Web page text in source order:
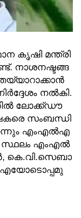
കൃ​ഷി​ മ​ന്ത്രി​
നാ​ശ​ന​ഷ്ട​ങ്ങ​
ത​യ്യാ​റാ​ക്കാ​ന്‍
ന​ല്‍​കി.
ലോ​ക്ക്ഡൗ​
സം​ബ​ന്ധി​
എം​എ​ല്‍​എ
സ്ഥ​ലം എം​എ​ല്‍​
കെ.​വി.​സെ​ബാ​